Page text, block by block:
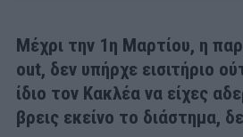
Μέχρι την 1η Μαρτίου, η
out, δεν υπήρχε εισιτήριο
ίδιο τον Κακλέα να είχες
βρεις εκείνο το διάστημα,